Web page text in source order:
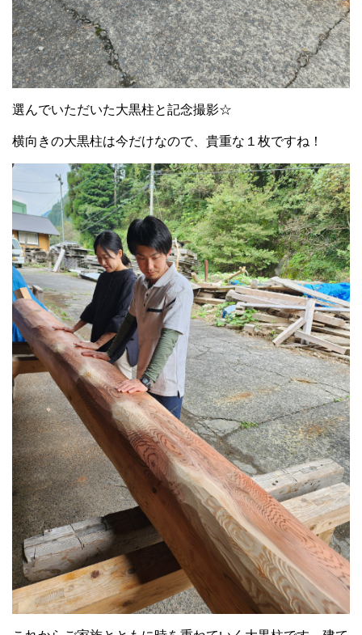
選んでいただいた大黒柱と記念撮影☆
横向きの大黒柱は今だけなので、貴重な１枚ですね！